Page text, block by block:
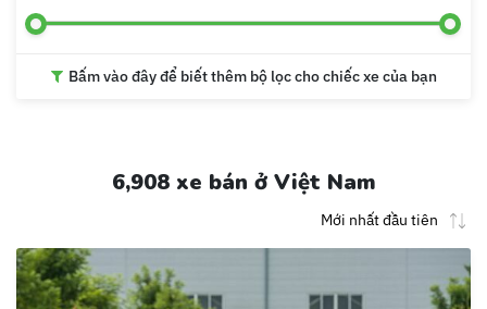
Bấm vào đây để biết thêm bộ lọc cho chiếc xe của bạn
6,908 xe bán ở Việt Nam